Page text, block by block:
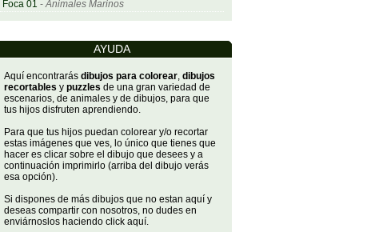
Foca 01 -Animales Marinos
AYUDA
Aquí encontrarás dibujos para colorear, dibujos
recortables y puzzles de una gran variedad de
escenarios, de animales y de dibujos, para que
tus hijos disfruten aprendiendo.
Para que tus hijos puedan colorear y/o recortar
estas imágenes que ves, lo único que tienes que
hacer es clicar sobre el dibujo que desees y a
continuación imprimirlo (arriba del dibujo verás
esa opción).
Si dispones de más dibujos que no estan aquí y
deseas compartir con nosotros, no dudes en
enviárnoslos haciendo click aquí.